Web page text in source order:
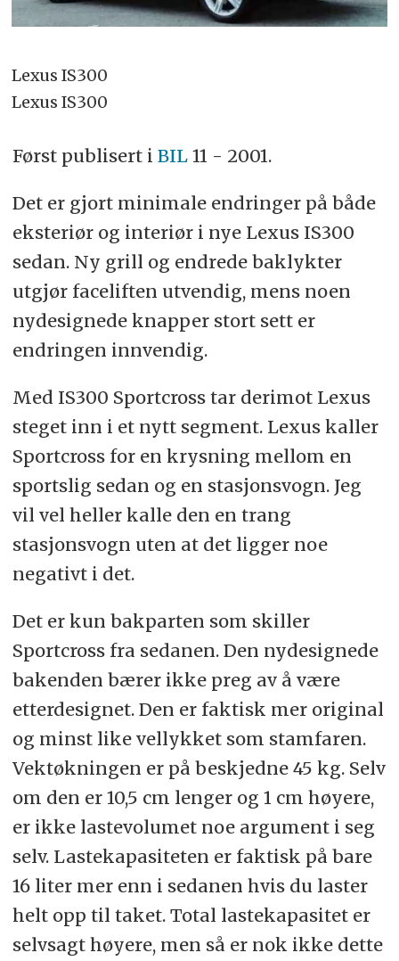
Lexus IS300
Lexus IS300
Først publisert i BIL11 - 2001.
Det er gjort minimale endringer på både
eksteriør og interiør i nye Lexus IS300
sedan. Ny grill og endrede baklykter
utgjør faceliften utvendig, mens noen
nydesignede knapper stort sett er
endringen innvendig.
Med IS300 Sportcross tar derimot Lexus
steget inn i et nytt segment. Lexus kaller
Sportcross for en krysning mellom en
sportslig sedan og en stasjonsvogn. Jeg
vil vel heller kalle den en trang
stasjonsvogn uten at det ligger noe
negativt i det.
Det er kun bakparten som skiller
Sportcross fra sedanen. Den nydesignede
bakenden bærer ikke preg av å være
etterdesignet. Den er faktisk mer original
og minst like vellykket som stamfaren.
Vektøkningen er på beskjedne 45 kg. Selv
om den er 10,5 cm lenger og 1 cm høyere,
er ikke lastevolumet noe argument i seg
selv. Lastekapasiteten er faktisk på bare
16 liter mer enn i sedanen hvis du laster
helt opp til taket. Total lastekapasitet er
selvsagt høyere, men så er nok ikke dette